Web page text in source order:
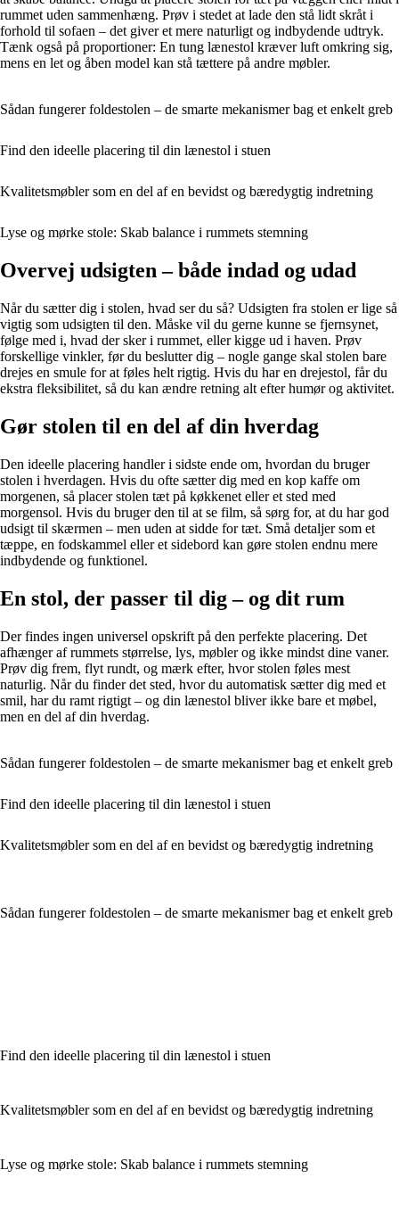
rummet uden sammenhæng. Prøv i stedet at lade den stå lidt skråt i
forhold til sofaen – det giver et mere naturligt og indbydende udtryk.
Tænk også på proportioner: En tung lænestol kræver luft omkring sig,
mens en let og åben model kan stå tættere på andre møbler.
Sådan fungerer foldestolen – de smarte mekanismer bag et enkelt greb
Find den ideelle placering til din lænestol i stuen
Kvalitetsmøbler som en del af en bevidst og bæredygtig indretning
Lyse og mørke stole: Skab balance i rummets stemning
Overvej udsigten – både indad og udad
Når du sætter dig i stolen, hvad ser du så? Udsigten fra stolen er lige så
vigtig som udsigten til den. Måske vil du gerne kunne se fjernsynet,
følge med i, hvad der sker i rummet, eller kigge ud i haven. Prøv
forskellige vinkler, før du beslutter dig – nogle gange skal stolen bare
drejes en smule for at føles helt rigtig. Hvis du har en drejestol, får du
ekstra fleksibilitet, så du kan ændre retning alt efter humør og aktivitet.
Gør stolen til en del af din hverdag
Den ideelle placering handler i sidste ende om, hvordan du bruger
stolen i hverdagen. Hvis du ofte sætter dig med en kop kaffe om
morgenen, så placer stolen tæt på køkkenet eller et sted med
morgensol. Hvis du bruger den til at se film, så sørg for, at du har god
udsigt til skærmen – men uden at sidde for tæt. Små detaljer som et
tæppe, en fodskammel eller et sidebord kan gøre stolen endnu mere
indbydende og funktionel.
En stol, der passer til dig – og dit rum
Der findes ingen universel opskrift på den perfekte placering. Det
afhænger af rummets størrelse, lys, møbler og ikke mindst dine vaner.
Prøv dig frem, flyt rundt, og mærk efter, hvor stolen føles mest
naturlig. Når du finder det sted, hvor du automatisk sætter dig med et
smil, har du ramt rigtigt – og din lænestol bliver ikke bare et møbel,
men en del af din hverdag.
Sådan fungerer foldestolen – de smarte mekanismer bag et enkelt greb
Find den ideelle placering til din lænestol i stuen
Kvalitetsmøbler som en del af en bevidst og bæredygtig indretning
Sådan fungerer foldestolen – de smarte mekanismer bag et enkelt greb
Find den ideelle placering til din lænestol i stuen
Kvalitetsmøbler som en del af en bevidst og bæredygtig indretning
Lyse og mørke stole: Skab balance i rummets stemning